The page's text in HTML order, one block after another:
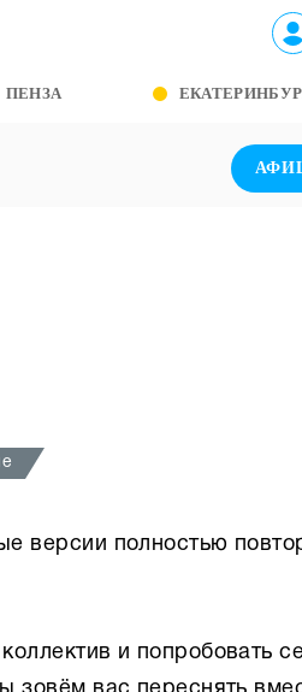
ПЕНЗА
версии полностью
и попробовать